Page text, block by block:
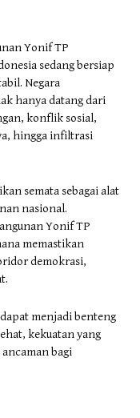
Yonif TP
sedang bersiap
Negara
hanya datang dari
konflik sosial,
hingga infiltrasi
semata sebagai alat
nasional.
Yonif TP
memastikan
demokrasi,
menjadi benteng
kekuatan yang
bagi